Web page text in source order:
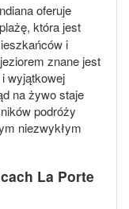
oferuje
która jest
i
znane jest
wyjątkowej
na żywo staje
podróży
niezwykłym
La Porte